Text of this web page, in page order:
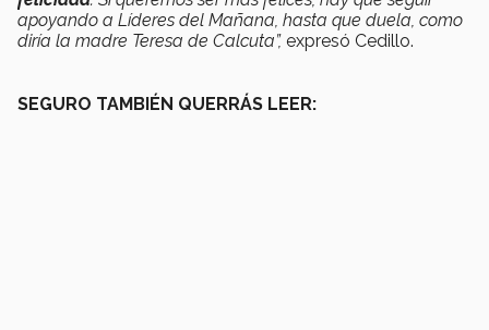
apoyando a Líderes del Mañana, hasta que duela, como
diría la madre Teresa de Calcuta”, expresó Cedillo.
SEGURO TAMBIÉN QUERRÁS LEER: